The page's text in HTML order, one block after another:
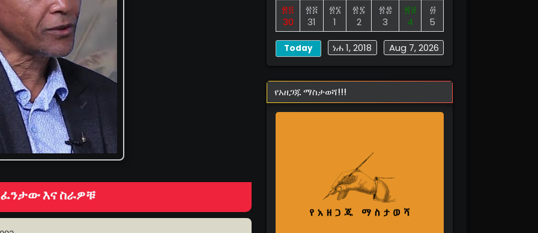
እና ስራዎቹ
፳፬
30
፳፭
31
፳፮
1
፳፯
2
፳፰
3
፳፱
4
፴
5
Aug 7, 2026
ነሐ 1, 2018
Today
የአዘጋጁ ማስታወሻ!!!